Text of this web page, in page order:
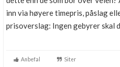
inn via høyere timepris, påslag
prisoverslag: Ingen gebyrer skal
Anbefal Siter